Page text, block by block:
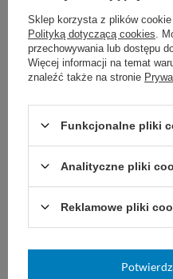
Marka
REF
Pojemność
Postać
Proponujemy
Sklep korzysta z plików
Polityką dotyczącą cookies .
przechowywania lub dostępu
Więcej informacji na temat
znaleźć także na stronie
Funkcjonalne pliki
Analityczne pliki
Reklamowe pliki